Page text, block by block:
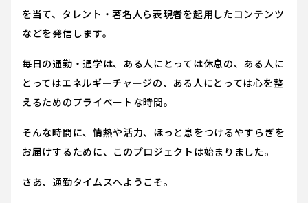
を当て、タレント・著名人ら表現者を起用したコンテンツ
などを発信します。
毎日の通勤・通学は、ある人にとっては休息の、ある人に
とってはエネルギーチャージの、ある人にとっては心を整
えるためのプライベートな時間。
そんな時間に、情熱や活力、ほっと息をつけるやすらぎを
お届けするために、このプロジェクトは始まりました。
さあ、通勤タイムスへようこそ。